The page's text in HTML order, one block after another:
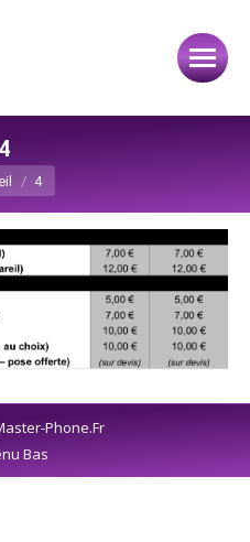
4
ici :
4
Phone.Fr
Bas